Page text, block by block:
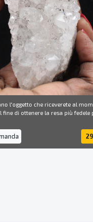
l'oggetto che riceverete al
fine di ottenere la resa più fedele
29